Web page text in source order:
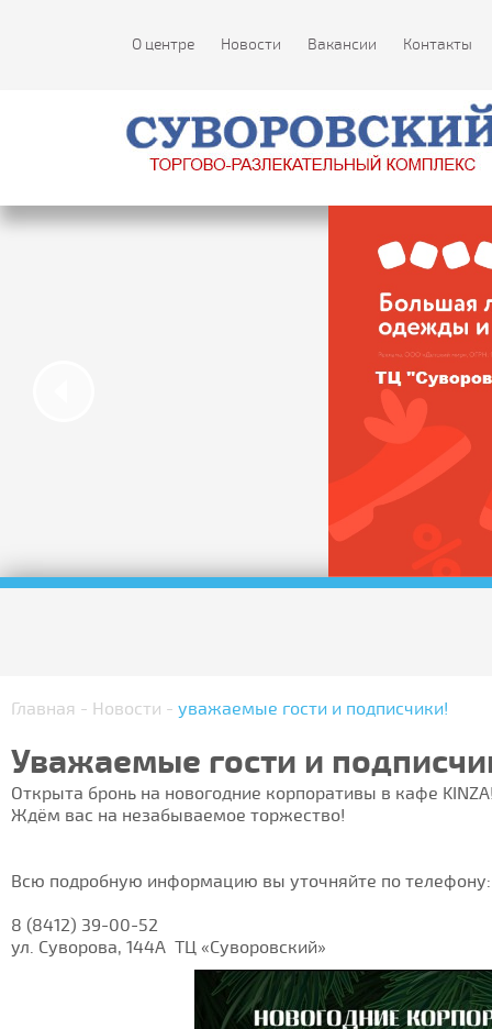
О центре Новости Вакансии Контакты
Главная - Новости - уважаемые гости и подписчики!
Уважаемые гости и
Открыта бронь на новогодние корпоративы в кафе
Ждём вас на незабываемое торжество!
Всю подробную информацию вы уточняйте по телефону:
8 (8412) 39-00-52
ул. Суворова, 144А ТЦ «Суворовский»